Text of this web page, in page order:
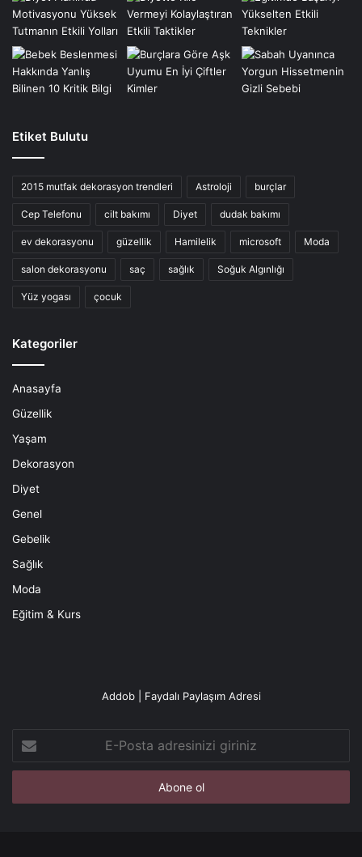
Etiket Bulutu
2015 mutfak dekorasyon trendleri Astroloji burçlar
Cep Telefonu cilt bakımı Diyet dudak bakımı
ev dekorasyonu güzellik Hamilelik microsoft Moda
salon dekorasyonu saç sağlık Soğuk Algınlığı
Yüz yogası çocuk
Kategoriler
Anasayfa
Güzellik
Yaşam
Dekorasyon
Diyet
Genel
Gebelik
Sağlık
Moda
Eğitim & Kurs
Addob | Faydalı Paylaşım Adresi
Posta
adresinizi